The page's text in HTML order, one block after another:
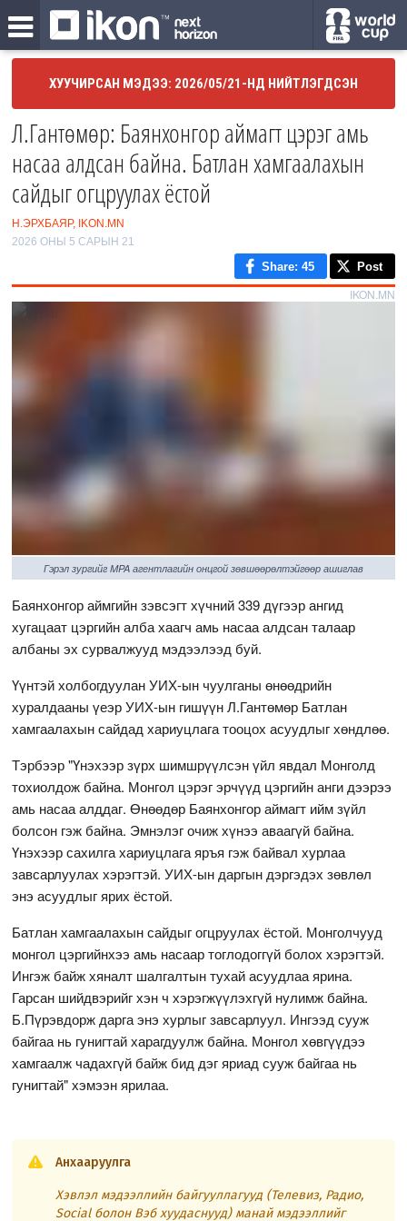
ХУУЧИРСАН МЭДЭЭ: 2026/05/21-НД НИЙТЛЭГДСЭН
Л.Гантөмөр: Баянхонгор аймагт цэрэг амь
насаа алдсан байна. Батлан хамгаалахын
сайдыг огцруулах ёстой
Н.ЭРХБАЯР, IKON.MN
2026 ОНЫ 5 САРЫН 21
Share: 45 Post
IKON.MN
Гэрэл зургийг MPA агентлагийн онцгой зөвшөөрөлтэйгөөр ашиглав
Баянхонгор аймгийн зэвсэгт хүчний 339 дүгээр ангид
хугацаат цэргийн алба хаагч амь насаа алдсан талаар
албаны эх сурвалжууд мэдээлээд буй.
Үүнтэй холбогдуулан УИХ-ын чуулганы өнөөдрийн
хуралдааны үеэр УИХ-ын гишүүн Л.Гантөмөр Батлан
хамгаалахын сайдад хариуцлага тооцох асуудлыг хөндлөө.
Тэрбээр "Үнэхээр зүрх шимшрүүлсэн үйл явдал Монголд
тохиолдож байна. Монгол цэрэг эрчүүд цэргийн анги дээрээ
амь насаа алддаг. Өнөөдөр Баянхонгор аймагт ийм зүйл
болсон гэж байна. Эмнэлэг очиж хүнээ аваагүй байна.
Үнэхээр сахилга хариуцлага яръя гэж байвал хурлаа
завсарлуулах хэрэгтэй. УИХ-ын даргын дэргэдэх зөвлөл
энэ асуудлыг ярих ёстой.
Батлан хамгаалахын сайдыг огцруулах ёстой. Монголчууд
монгол цэргийнхээ амь насаар тоглодоггүй болох хэрэгтэй.
Ингэж байж хяналт шалгалтын тухай асуудлаа ярина.
Гарсан шийдвэрийг хэн ч хэрэгжүүлэхгүй нулимж байна.
Б.Пүрэвдорж дарга энэ хурлыг завсарлуул. Ингээд сууж
байгаа нь гунигтай харагдуулж байна. Монгол хөвгүүдээ
хамгаалж чадахгүй байж бид дэг яриад сууж байгаа нь
гунигтай" хэмээн ярилаа.
Анхааруулга
Хэвлэл мэдээллийн байгууллагууд (Телевиз, Радио,
Social болон Вэб хуудаснууд) манай мэдээллийг